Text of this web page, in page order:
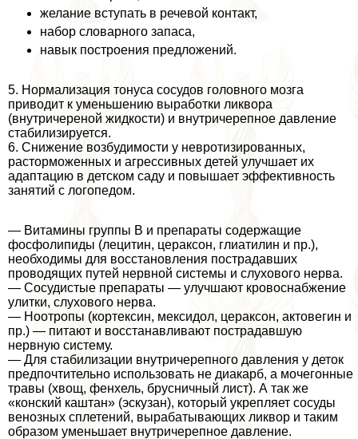
желание вступать в речевой контакт,
набор словарного запаса,
навык построения предложений.
5. Нормализация тонуса сосудов головного мозга
приводит к уменьшению выработки ликвора
(внутричереной жидкости) и внутричерепное давление
стабилизируется.
6. Снижение возбудимости у невротизированных,
расторможенных и агрессивных детей улучшает их
адаптацию в детском саду и повышает эффективность
занятий с логопедом.
— Витамины группы В и препараты содержащие
фосфолипиды (лецитин, цеpaксон, глиатилин и пр.),
необходимы для восстановления пострадавших
проводящих путей нервной системы и слухового нерва.
— Сосудистые препараты — улучшают кровоснабжение
улитки, слухового нерва.
— Ноотропы (кортексин, мексидол, цеpaксон, актовегин и
пр.) — питают и восстанавливают пострадавшую
нервную систему.
— Для стабилизации внутричерепного давления у деток
предпочтительно использовать не диакарб, а мочегонные
травы (хвощ, фенхель, брусничный лист). А так же
«конский каштан» (эскузан), который укрепляет сосуды
венозных сплетений, выpaбатывающих ликвор и таким
образом уменьшает внутричерепное давление.